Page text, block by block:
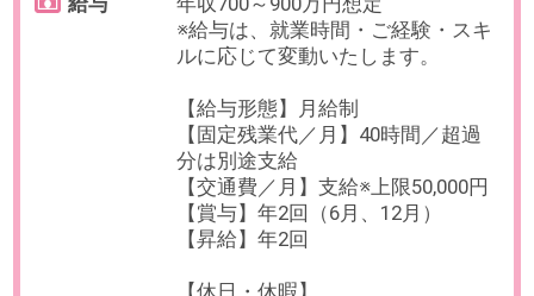
© 2020 b-style smartcareer Inc.